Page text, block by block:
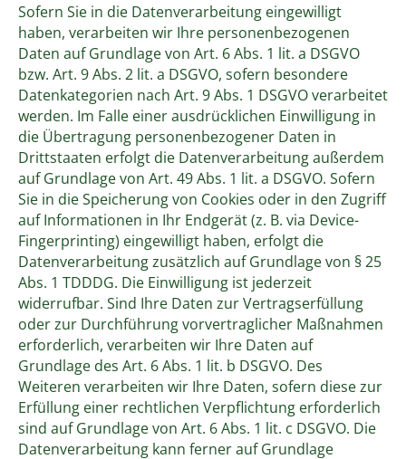
Sofern Sie in die Datenverarbeitung eingewilligt
haben, verarbeiten wir Ihre personenbezogenen
Daten auf Grundlage von Art. 6 Abs. 1 lit. a DSGVO
bzw. Art. 9 Abs. 2 lit. a DSGVO, sofern besondere
Datenkategorien nach Art. 9 Abs. 1 DSGVO verarbeitet
werden. Im Falle einer ausdrücklichen Einwilligung in
die Übertragung personenbezogener Daten in
Drittstaaten erfolgt die Datenverarbeitung außerdem
auf Grundlage von Art. 49 Abs. 1 lit. a DSGVO. Sofern
Sie in die Speicherung von Cookies oder in den Zugriff
auf Informationen in Ihr Endgerät (z. B. via Device-
Fingerprinting) eingewilligt haben, erfolgt die
Datenverarbeitung zusätzlich auf Grundlage von § 25
Abs. 1 TDDDG. Die Einwilligung ist jederzeit
widerrufbar. Sind Ihre Daten zur Vertragserfüllung
oder zur Durchführung vorvertraglicher Maßnahmen
erforderlich, verarbeiten wir Ihre Daten auf
Grundlage des Art. 6 Abs. 1 lit. b DSGVO. Des
Weiteren verarbeiten wir Ihre Daten, sofern diese zur
Erfüllung einer rechtlichen Verpflichtung erforderlich
sind auf Grundlage von Art. 6 Abs. 1 lit. c DSGVO. Die
Datenverarbeitung kann ferner auf Grundlage